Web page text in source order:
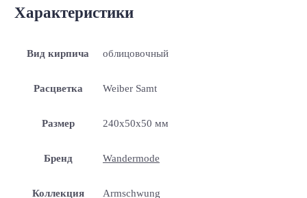
Характеристики
Вид кирпича облицовочный
Расцветка Weiber Samt
Размер 240x50x50 мм
Бренд Wandermode
Коллекция Armschwung